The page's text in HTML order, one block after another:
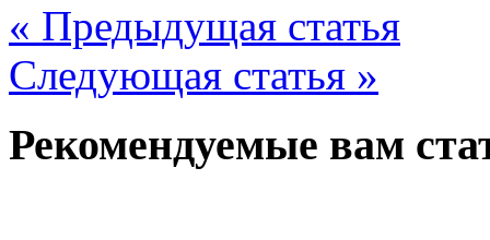
« Предыдущая статья
Следующая статья »
Рекомендуемые вам